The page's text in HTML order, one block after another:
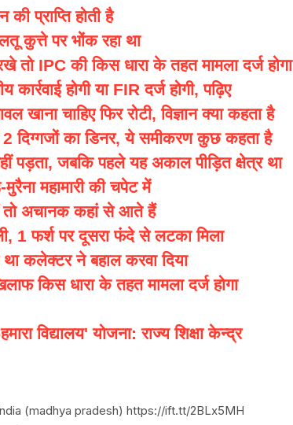
प्राप्ति होती है
कुत्ते पर भोंक रहा था
तो IPC की किस धारा के तहत मामला दर्ज होगा
होगी या FIR दर्ज होगी, पढ़िए
खाना चाहिए फिर रोटी, विज्ञान क्या कहता है
2 दिग्गजों का डिनर, ये समीकरण कुछ कहता है
पड़ता, जबकि पहले यह अकाल पीड़ित क्षेत्र था
महामारी की चपेट में
तो अचानक कहां से आते हैं
1 फर्श पर दूसरा फंदे से लटका मिला
कलेक्टर ने बहाल करवा दिया
किस धारा के तहत मामला दर्ज होगा
विद्यालय' योजना: राज्य शिक्षा केन्द्र
(madhya pradesh) https://ift.tt/2BLx5MH